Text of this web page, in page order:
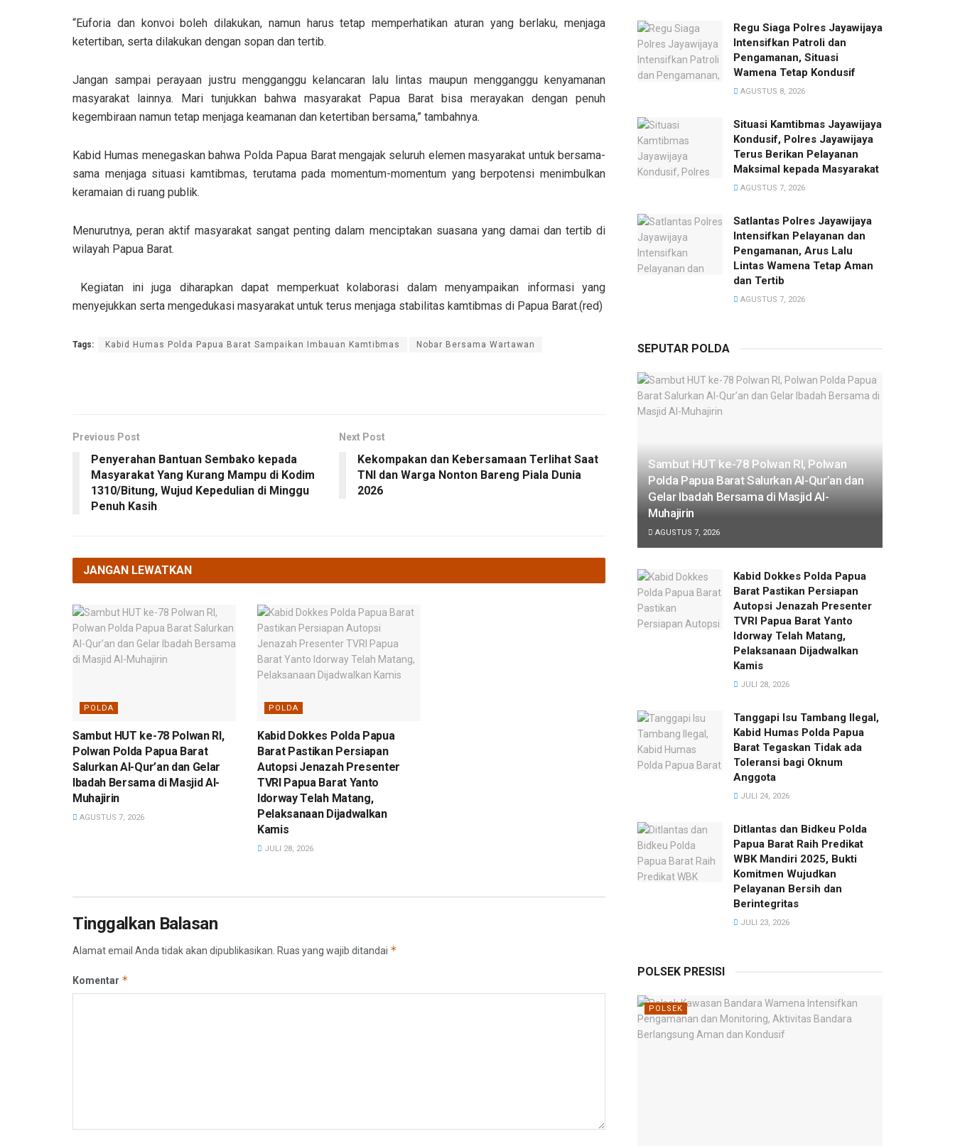
“Euforia dan konvoi boleh dilakukan, namun harus tetap memperhatikan aturan yang berlaku, menjaga
ketertiban, serta dilakukan dengan sopan dan tertib.
Jangan sampai perayaan justru mengganggu kelancaran lalu lintas maupun mengganggu kenyamanan
masyarakat lainnya. Mari tunjukkan bahwa masyarakat Papua Barat bisa merayakan dengan penuh
kegembiraan namun tetap menjaga keamanan dan ketertiban bersama,” tambahnya.
Kabid Humas menegaskan bahwa Polda Papua Barat mengajak seluruh elemen masyarakat untuk bersama-
sama menjaga situasi kamtibmas, terutama pada momentum-momentum yang berpotensi menimbulkan
keramaian di ruang publik.
Menurutnya, peran aktif masyarakat sangat penting dalam menciptakan suasana yang damai dan tertib di
wilayah Papua Barat.
Kegiatan ini juga diharapkan dapat memperkuat kolaborasi dalam menyampaikan informasi yang
menyejukkan serta mengedukasi masyarakat untuk terus menjaga stabilitas kamtibmas di Papua Barat.(red)
Tags: Kabid Humas Polda Papua Barat Sampaikan Imbauan Kamtibmas Nobar Bersama Wartawan
Previous Post
Penyerahan Bantuan Sembako kepada
Masyarakat Yang Kurang Mampu di Kodim
1310/Bitung, Wujud Kepedulian di Minggu
Penuh Kasih
Next Post
Kekompakan dan Kebersamaan Terlihat Saat
TNI dan Warga Nonton Bareng Piala Dunia
2026
JANGAN LEWATKAN
POLDA
Sambut HUT ke-78 Polwan RI,
Polwan Polda Papua Barat
Salurkan Al-Qur’an dan Gelar
Ibadah Bersama di Masjid Al-
Muhajirin
AGUSTUS 7, 2026
POLDA
Kabid Dokkes Polda Papua
Barat Pastikan Persiapan
Autopsi Jenazah Presenter
TVRI Papua Barat Yanto
Idorway Telah Matang,
Pelaksanaan Dijadwalkan
Kamis
JULI 28, 2026
Tinggalkan Balasan
Alamat email Anda tidak akan dipublikasikan. Ruas yang wajib ditandai *
Komentar *
Regu Siaga Polres Jayawijaya
Intensifkan Patroli dan
Pengamanan, Situasi
Wamena Tetap Kondusif
AGUSTUS 8, 2026
Situasi Kamtibmas Jayawijaya
Kondusif, Polres Jayawijaya
Terus Berikan Pelayanan
Maksimal kepada Masyarakat
AGUSTUS 7, 2026
Satlantas Polres Jayawijaya
Intensifkan Pelayanan dan
Pengamanan, Arus Lalu
Lintas Wamena Tetap Aman
dan Tertib
AGUSTUS 7, 2026
SEPUTAR POLDA
Sambut HUT ke-78 Polwan RI, Polwan
Polda Papua Barat Salurkan Al-Qur’an dan
Gelar Ibadah Bersama di Masjid Al-
Muhajirin
AGUSTUS 7, 2026
Kabid Dokkes Polda Papua
Barat Pastikan Persiapan
Autopsi Jenazah Presenter
TVRI Papua Barat Yanto
Idorway Telah Matang,
Pelaksanaan Dijadwalkan
Kamis
JULI 28, 2026
Tanggapi Isu Tambang Ilegal,
Kabid Humas Polda Papua
Barat Tegaskan Tidak ada
Toleransi bagi Oknum
Anggota
JULI 24, 2026
Ditlantas dan Bidkeu Polda
Papua Barat Raih Predikat
WBK Mandiri 2025, Bukti
Komitmen Wujudkan
Pelayanan Bersih dan
Berintegritas
JULI 23, 2026
POLSEK PRESISI
POLSEK